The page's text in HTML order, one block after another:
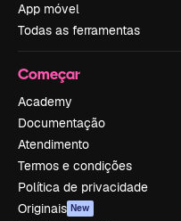
App móvel
Todas as ferramentas
Começar
Academy
Documentação
Atendimento
Termos e condições
Política de privacidade
Originais New